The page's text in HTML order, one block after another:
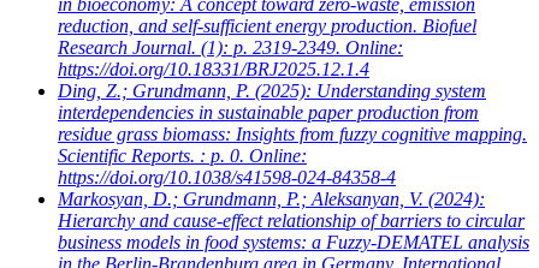
in bioeconomy: A concept toward zero-waste, emission
reduction, and self-sufficient energy production. Biofuel
Research Journal. (1): p. 2319-2349. Online:
https://doi.org/10.18331/BRJ2025.12.1.4
Ding, Z.; Grundmann, P. (2025): Understanding system
interdependencies in sustainable paper production from
residue grass biomass: Insights from fuzzy cognitive mapping.
Scientific Reports. : p. 0. Online:
https://doi.org/10.1038/s41598-024-84358-4
Markosyan, D.; Grundmann, P.; Aleksanyan, V. (2024):
Hierarchy and cause-effect relationship of barriers to circular
business models in food systems: a Fuzzy-DEMATEL analysis
in the Berlin-Brandenburg area in Germany. International